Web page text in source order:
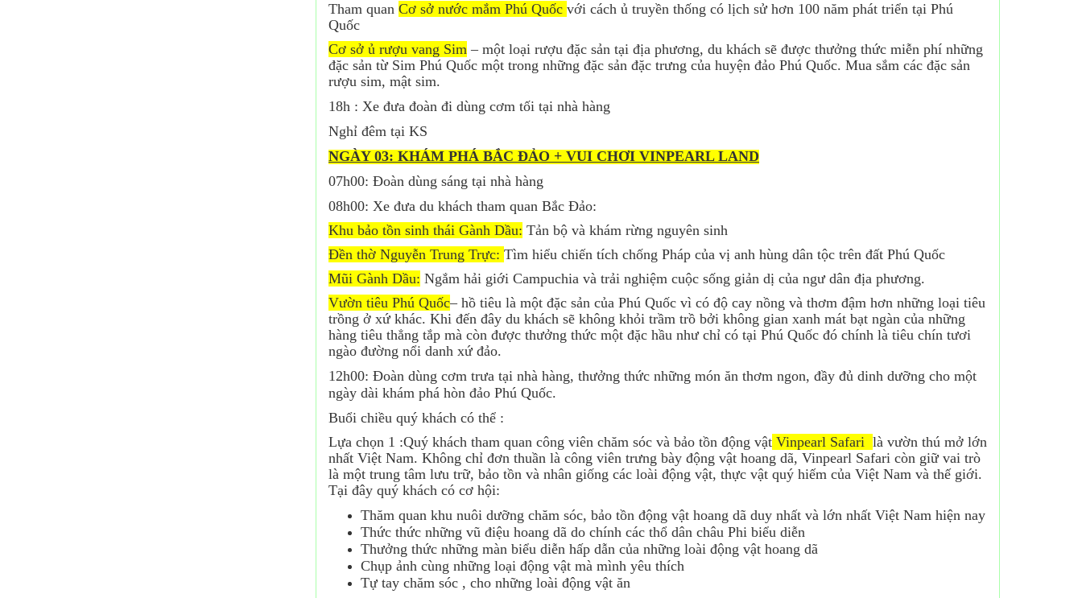
Tham quan Cơ sở nước mắm Phú Quốc với cách ủ truyền thống có lịch sử hơn 100 năm phát triển tại Phú
Quốc
Cơ sở ủ rượu vang Sim – một loại rượu đặc sản tại địa phương, du khách sẽ được thưởng thức miễn phí những
đặc sản từ Sim Phú Quốc một trong những đặc sản đặc trưng của huyện đảo Phú Quốc. Mua sắm các đặc sản
rượu sim, mật sim.
18h : Xe đưa đoàn đi dùng cơm tối tại nhà hàng
Nghỉ đêm tại KS
NGÀY 03: KHÁM PHÁ BẮC ĐẢO + VUI CHƠI VINPEARL LAND
07h00: Đoàn dùng sáng tại nhà hàng
08h00: Xe đưa du khách tham quan Bắc Đảo:
Khu bảo tồn sinh thái Gành Dầu: Tản bộ và khám rừng nguyên sinh
Đền thờ Nguyễn Trung Trực: Tìm hiểu chiến tích chống Pháp của vị anh hùng dân tộc trên đất Phú Quốc
Mũi Gành Dầu: Ngắm hải giới Campuchia và trải nghiệm cuộc sống giản dị của ngư dân địa phương.
Vườn tiêu Phú Quốc– hồ tiêu là một đặc sản của Phú Quốc vì có độ cay nồng và thơm đậm hơn những loại tiêu
trồng ở xứ khác. Khi đến đây du khách sẽ không khỏi trầm trồ bởi không gian xanh mát bạt ngàn của những
hàng tiêu thẳng tắp mà còn được thưởng thức một đặc hầu như chỉ có tại Phú Quốc đó chính là tiêu chín tươi
ngào đường nổi danh xứ đảo.
12h00: Đoàn dùng cơm trưa tại nhà hàng, thưởng thức những món ăn thơm ngon, đầy đủ dinh dưỡng cho một
ngày dài khám phá hòn đảo Phú Quốc.
Buổi chiều quý khách có thể :
Lựa chọn 1 :Quý khách tham quan công viên chăm sóc và bảo tồn động vật Vinpearl Safari là vườn thú mở lớn
nhất Việt Nam. Không chỉ đơn thuần là công viên trưng bày động vật hoang dã, Vinpearl Safari còn giữ vai trò
là một trung tâm lưu trữ, bảo tồn và nhân giống các loài động vật, thực vật quý hiếm của Việt Nam và thế giới.
Tại đây quý khách có cơ hội:
Thăm quan khu nuôi dưỡng chăm sóc, bảo tồn động vật hoang dã duy nhất và lớn nhất Việt Nam hiện nay
Thức thức những vũ điệu hoang dã do chính các thổ dân châu Phi biểu diễn
Thưởng thức những màn biểu diễn hấp dẫn của những loài động vật hoang dã
Chụp ảnh cùng những loại động vật mà mình yêu thích
Tự tay chăm sóc , cho những loài động vật ăn